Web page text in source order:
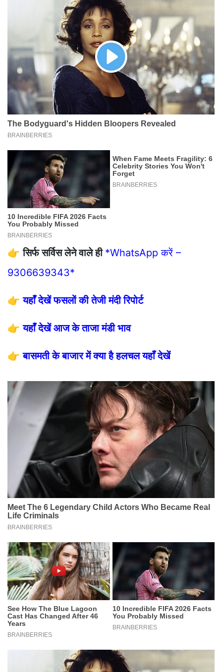
👉सिर्फ सर्विस लेने वाले ही *WhatsApp करें –
9306639343*
👉यहाँ देखें फसलों की तेजी मंदी रिपोर्ट
👉यहाँ देखें आज के ताजा मंडी भाव
👉बासमती के बाजार में क्या है हलचल यहाँ देखें